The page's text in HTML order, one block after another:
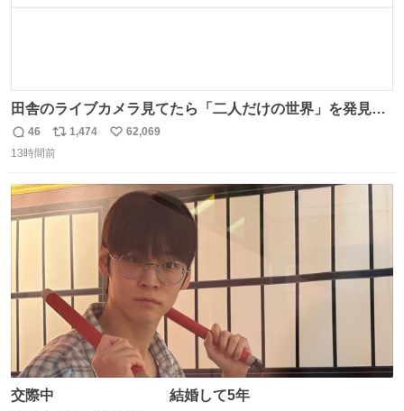
田舎のライブカメラ見てたら「二人だけの世界」を発見し
た
返
信
46
リ
ポ
数
1,474
い
数
62,069
13時間前
交際中 結婚して5年